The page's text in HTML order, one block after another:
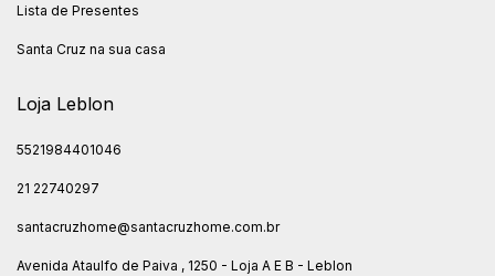
Lista de Presentes
Santa Cruz na sua casa
Loja Leblon
5521984401046
21 22740297
santacruzhome@santacruzhome.com.br
Avenida Ataulfo de Paiva , 1250 - Loja A E B - Leblon